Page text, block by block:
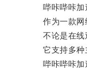
哔咔哔咔加速
作为一款网络
不论是在线观
它支持多种主
哔咔哔咔加速